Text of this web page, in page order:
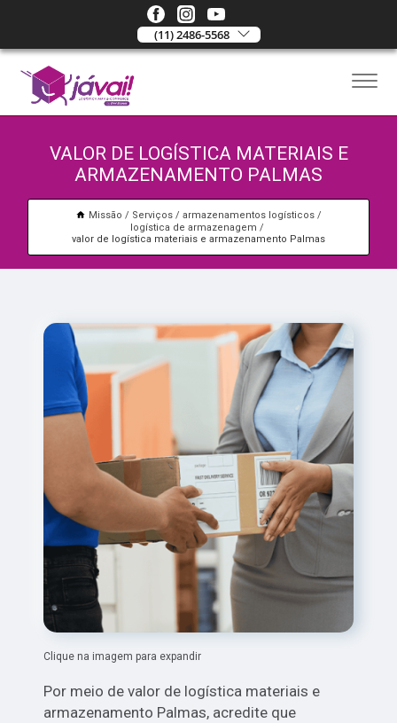
(11) 2486-5568
VALOR DE LOGÍSTICA MATERIAIS E
ARMAZENAMENTO PALMAS
Missão Serviços
armazenamentos logísticos
logística de armazenagem
valor de logística materiais e armazenamento Palmas
Clique na imagem para expandir
Por meio de valor de logística materiais e
armazenamento Palmas, acredite que